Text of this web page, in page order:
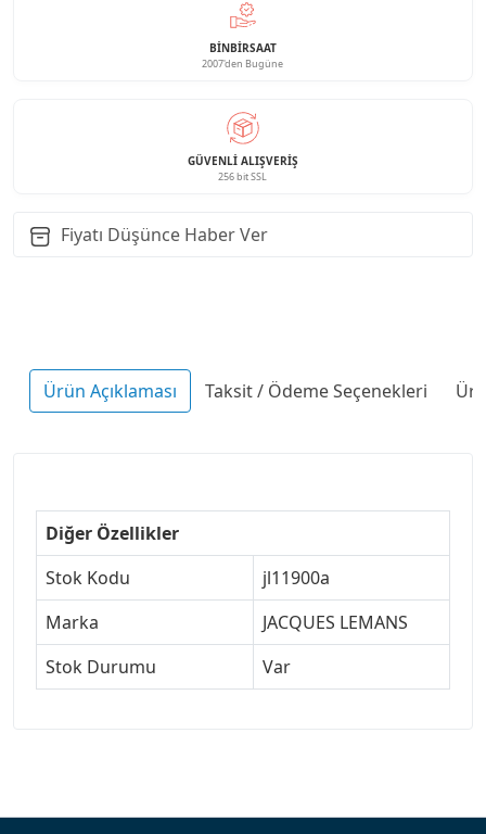
BINBIRSAAT
2007'den Bugüne
GÜVENLI ALIŞVERIŞ
256 bit SSL
Fiyatı Düşünce Haber Ver
Ürün Açıklaması Taksit / Ödeme Seçenekleri
Diğer Özellikler
Stok Kodu
jl11900a
Marka
JACQUES LEMANS
Stok Durumu
Var